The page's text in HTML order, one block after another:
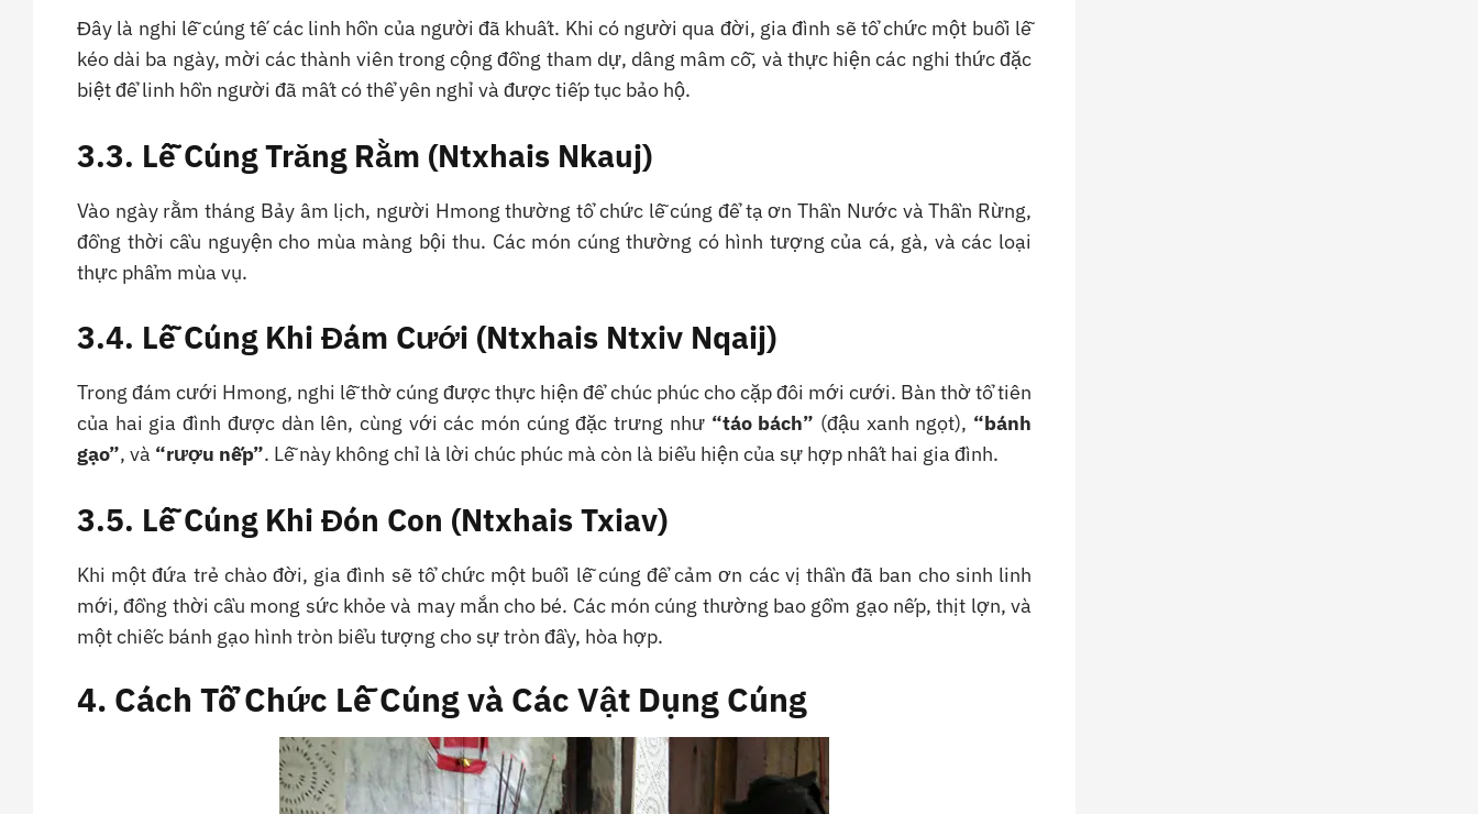
Đây là nghi lễ cúng tế các linh hồn của người đã khuất. Khi có người qua đời, gia đình sẽ tổ chức một buổi lễ
kéo dài ba ngày, mời các thành viên trong cộng đồng tham dự, dâng mâm cỗ, và thực hiện các nghi thức đặc
biệt để linh hồn người đã mất có thể yên nghỉ và được tiếp tục bảo hộ.
3.3. Lễ Cúng Trăng Rằm (Ntxhais Nkauj)
Vào ngày rằm tháng Bảy âm lịch, người Hmong thường tổ chức lễ cúng để tạ ơn Thần Nước và Thần Rừng,
đồng thời cầu nguyện cho mùa màng bội thu. Các món cúng thường có hình tượng của cá, gà, và các loại
thực phẩm mùa vụ.
3.4. Lễ Cúng Khi Đám Cưới (Ntxhais Ntxiv Nqaij)
Trong đám cưới Hmong, nghi lễ thờ cúng được thực hiện để chúc phúc cho cặp đôi mới cưới. Bàn thờ tổ tiên
của hai gia đình được dàn lên, cùng với các món cúng đặc trưng như “táo bách” (đậu xanh ngọt), “bánh
gạo”, và “rượu nếp”. Lễ này không chỉ là lời chúc phúc mà còn là biểu hiện của sự hợp nhất hai gia đình.
3.5. Lễ Cúng Khi Đón Con (Ntxhais Txiav)
Khi một đứa trẻ chào đời, gia đình sẽ tổ chức một buổi lễ cúng để cảm ơn các vị thần đã ban cho sinh linh
mới, đồng thời cầu mong sức khỏe và may mắn cho bé. Các món cúng thường bao gồm gạo nếp, thịt lợn, và
một chiếc bánh gạo hình tròn biểu tượng cho sự tròn đầy, hòa hợp.
4. Cách Tổ Chức Lễ Cúng và Các Vật Dụng Cúng